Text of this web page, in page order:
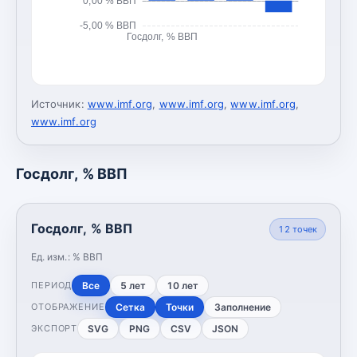
-5,00 % ВВП
Госдолг, % ВВП
Источник: www.imf.org, www.imf.org,www.imf.org,
www.imf.org
Госдолг, % ВВП
Госдолг, % ВВП
Ед. изм.: % ВВП
12 точек
ПЕРИОД Все 5 лет 10 лет
ОТОБРАЖЕНИЕ Сетка Точки Заполнение
ЭКСПОРТ SVG PNG CSV JSON